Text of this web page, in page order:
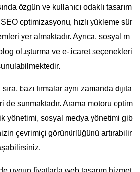
özgün ve kullanıcı odaklı tasarım
optimizasyonu, hızlı yükleme sür
yer almaktadır. Ayrıca, sosyal m
oluşturma ve e-ticaret seçenekleri
sıra, bazı firmalar aynı zamanda dijita
de sunmaktadır. Arama motoru optim
yönetimi, sosyal medya yönetimi gib
çevrimiçi görünürlüğünü artırabilir
uygun fiyatlarla web tasarım hizmet